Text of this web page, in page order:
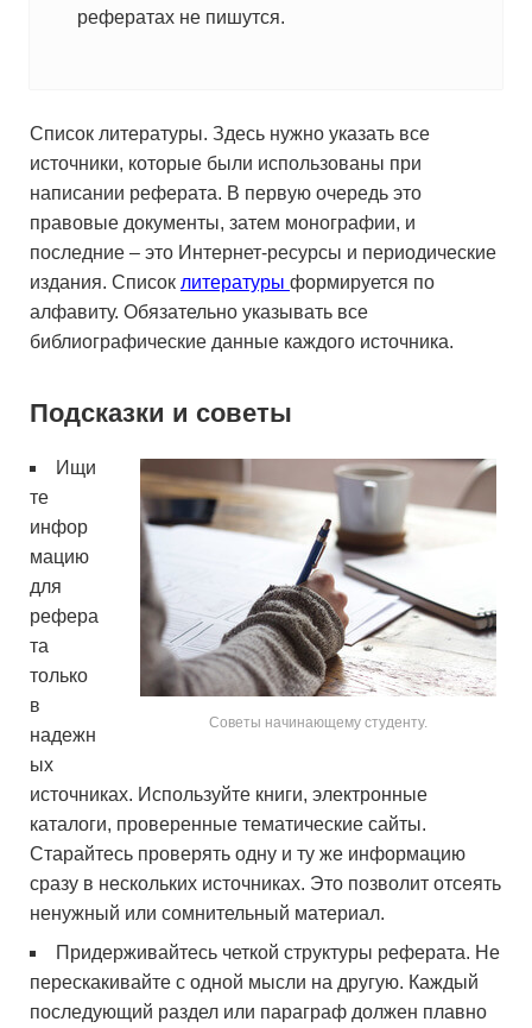
рефератах не пишутся.
Список литературы. Здесь нужно указать все
источники, которые были использованы при
написании реферата. В первую очередь это
правовые документы, затем монографии, и
последние – это Интернет-ресурсы и периодические
издания. Список литературы формируется по
алфавиту. Обязательно указывать все
библиографические данные каждого источника.
Подсказки и советы
Советы начинающему студенту.
Ищи
те
инфор
мацию
для
рефера
та
только
в
надежн
ых
источниках. Используйте книги, электронные
каталоги, проверенные тематические сайты.
Старайтесь проверять одну и ту же информацию
сразу в нескольких источниках. Это позволит отсеять
ненужный или сомнительный материал.
Придерживайтесь четкой структуры реферата. Не
перескакивайте с одной мысли на другую. Каждый
последующий раздел или параграф должен плавно